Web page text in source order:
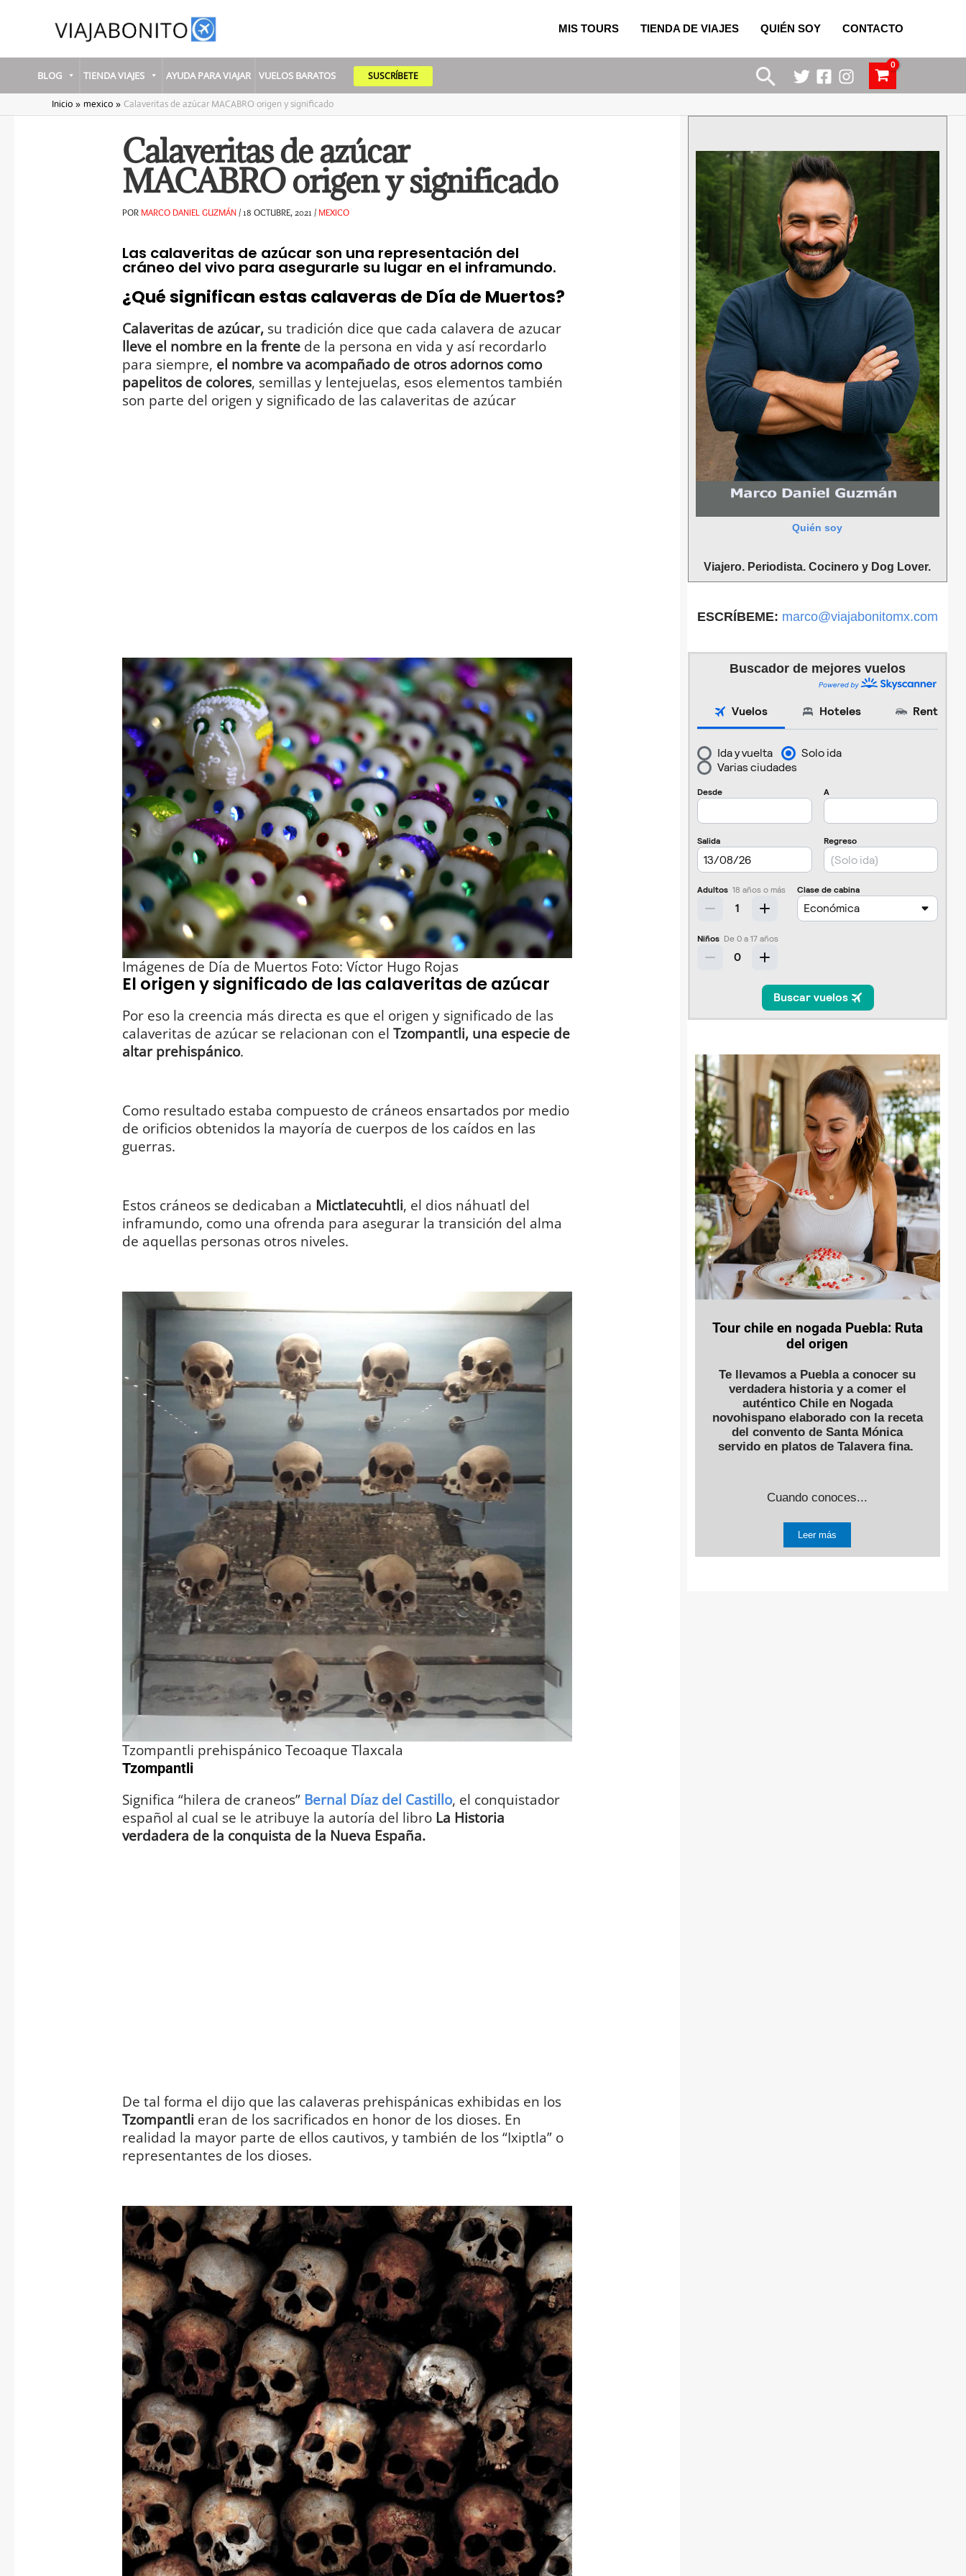
contenido
MIS TOURS TIENDA DE VIAJES QUIÉN SOY CONTACTO
BLOG TIENDA VIAJES AYUDA PARA VIAJAR VUELOS BARATOS SUSCRÍBETE Buscar
Inicio mexico Calaveritas de azúcar MACABRO origen y significado
Calaveritas de azúcar
MACABRO origen y significado
POR MARCO DANIEL GUZMÁN/18 OCTUBRE, 2021 / MEXICO
Las calaveritas de azúcar son una representación del
cráneo del vivo para asegurarle su lugar en el inframundo.
¿Qué significan estas calaveras de Día de Muertos?
Calaveritas de azúcar, su tradición dice que cada calavera de azucar
lleve el nombre en la frente de la persona en vida y así recordarlo
para siempre, el nombre va acompañado de otros adornos como
papelitos de colores, semillas y lentejuelas, esos elementos también
son parte del origen y significado de las calaveritas de azúcar
Imágenes de Día de Muertos Foto: Víctor Hugo Rojas
El origen y significado de las calaveritas de azúcar
Por eso la creencia más directa es que el origen y significado de las
calaveritas de azúcar se relacionan con el Tzompantli, una especie de
altar prehispánico.
Como resultado estaba compuesto de cráneos ensartados por medio
de orificios obtenidos la mayoría de cuerpos de los caídos en las
guerras.
Estos cráneos se dedicaban a Mictlatecuhtli, el dios náhuatl del
inframundo, como una ofrenda para asegurar la transición del alma
de aquellas personas otros niveles.
Tzompantli prehispánico Tecoaque Tlaxcala
Tzompantli
Significa “hilera de craneos” Bernal Díaz del Castillo, el conquistador
español al cual se le atribuye la autoría del libro La Historia
verdadera de la conquista de la Nueva España.
De tal forma el dijo que las calaveras prehispánicas exhibidas en los
Tzompantli eran de los sacrificados en honor de los dioses. En
realidad la mayor parte de ellos cautivos, y también de los “Ixiptla” o
representantes de los dioses.
Quién soy
Viajero. Periodista. Cocinero y Dog Lover.
ESCRÍBEME: marco@viajabonitomx.com
Buscador de mejores vuelos
Tour chile en nogada Puebla: Ruta
del origen
Te llevamos a Puebla a conocer su
verdadera historia y a comer el
auténtico Chile en Nogada
novohispano elaborado con la receta
del convento de Santa Mónica
servido en platos de Talavera fina.
Cuando conoces...
Leer más